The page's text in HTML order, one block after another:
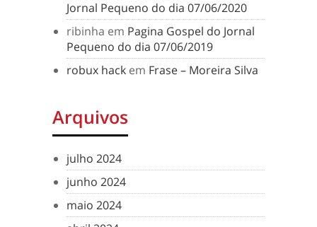
Jornal Pequeno do dia 07/06/2020
ribinha em Pagina Gospel do Jornal
Pequeno do dia 07/06/2019
robux hack em Frase – Moreira Silva
Arquivos
julho 2024
junho 2024
maio 2024